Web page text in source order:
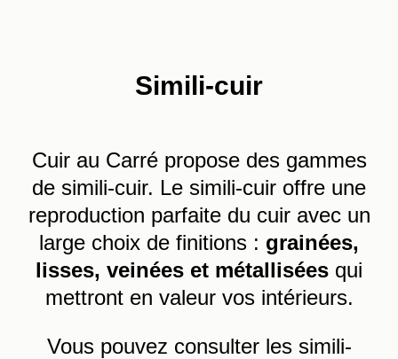
Collaborations
Designers
Réalisations
Simili-cuir
Cuir au Carré propose des gammes
de simili-cuir. Le simili-cuir offre une
reproduction parfaite du cuir avec un
large choix de finitions : grainées,
lisses, veinées et métallisées qui
mettront en valeur vos intérieurs.
Vous pouvez consulter les simili-